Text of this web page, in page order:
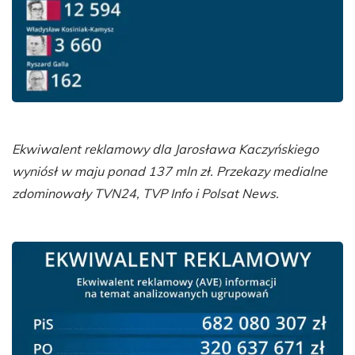
Ekwiwalent reklamowy dla Jarosława Kaczyńskiego
wyniósł w maju ponad 137 mln zł. Przekazy medialne
zdominowały TVN24, TVP Info i Polsat News.